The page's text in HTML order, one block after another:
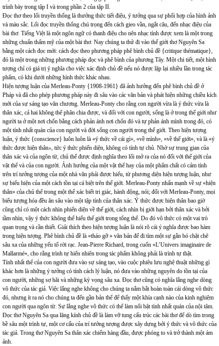
trình bày trong tập I và trong phần 2 của tập II.
Đọc thơ theo lối truyền thống là thưởng thức tiết điệu, ý tưởng qua sự phối hợp của hình ảnh
và màu sắc. Lối đọc truyền thống chú trọng đến cách gieo vần, ngắt câu, đến nhạc điệu của
bài thơ. Tiếng Việt là một ngôn ngữ có thanh điệu cho nên nhạc tính được xem là một trong
những chuẩn thẩm mỹ của một bài thơ. Nay chúng ta thử đi vào thế giới thơ Nguyên Sa
bằng một cách đọc mới: cách đọc theo phương pháp phê bình chủ đề {critique thématique},
đó là một trong những phương pháp đọc và phê bình của phương Tây. Một chi tiết, một hình
tượng chỉ có giá trị ý nghĩa cho việc xác định chủ đề nếu nó được lặp lại nhiều lần trong tác
phẩm, có khi dưới những hình thức khác nhau.
Hiện tượng luận của Merleau-Ponty {1908-1961} đã ảnh hưởng đến phê bình chủ đề ở
Pháp và đã cho phép phương pháp này đi sâu vào các văn bản và phát hiện những chiều kích
mới của sự sáng tạo văn chương. Merleau-Ponty cho rằng con người vừa là ý thức vừa là
thân xác, cả hai không thể phân chia được, và đối với con người, sống là ở trong thế giới như
người ta ở một nơi chốn bằng cách phản ánh nơi chốn đó và tự phản ánh mình trong đó, có
một tính nhất quán của con người và đời sống con người trong thế giới. Theo hiện tượng
luận, ý thức {conscience} luôn luôn là «ý thức về cái gì», «về mình», «về thế giới», và là «ý
thức được hiện thân» , tức ý thức phiến diện, không có tính tự chủ. Nhờ sự trung gian của
thân xác và của ngôn từ, chủ thể được định nghĩa theo lối mở ra của nó đối với thế giới của
vật thể và của con người. Ảnh hưởng của một vật thể hay của một phẩm chất có cảm tính
trên trí tưởng tượng của một nhà văn phải được hiểu, từ phương diện hiện tượng luận, như
sự biểu hiện của một cách tồn tại cá biệt trên thế giới. Merleau-Ponty nhấn mạnh về sự «hiện
thân» của chủ thể trong một thể xác biết tri giác, hành động, nói; đối với Merleau-Ponty, mọi
biểu tượng hóa đều ăn sâu vào một tập tính của thân xác. Ý thức được hiện thân bao giờ
cũng chỉ có một cách nhìn phiến diện về thế giới, cách nhìn bị giới hạn bởi thân xác và bởi
tầm nhìn, vậy ý thức không thể hiểu thế giới trong tổng thể. Do đó vô thức có một vai trò
quan trọng và cần thiết. Giải thích theo hiện tượng luận là nói rõ cái ý nghĩa được bao hàm
trong hiện tượng. Phê bình chủ đề là «tháo gỡ » văn bản để đi tìm một sự gắn bó chặt chẽ
sâu xa của những yếu tố rời rạc. Jean-Pierre Richard, trong cuốn «L’Univers imaginaire de
Mallarmé», cho rằng trình tự hiển nhiên trong tác phẩm không phải là trình tự thật.
Tính nhất thể của con người đưa vào sự sáng tạo, vào cuộc phiêu lưu nghệ thuật những gì
khác hơn là những ý tưởng có tính cách lý luận, nó đưa vào những nguyên do tồn tại của
con người, những sợ hãi và những kỳ vọng sâu xa. Đọc thơ cũng có nghĩa lắng nghe dòng
vô thức của tác giả. Việc lắng nghe không cho chúng ta nắm bắt hoàn toàn cái dòng vô thức
đó, nhưng ít ra nó cho chúng ta đến gần bản thể để thấy một khía cạnh nào của kinh nghiệm
con người qua ngôn từ. Sự lắng nghe vô thức có thể làm nổi bật tính nhất quán của nội tâm.
Đọc thơ Nguyên Sa qua lăng kính chủ đề là làm vỡ tung cấu trúc các bài thơ để dò tìm trong
bề sâu một trình tự, một cơ cấu của trí tưởng tượng được xây dựng bởi ý thức và vô thức của
tác giả. Trong thơ Nguyên Sa thân xác chiếm hàng đầu, được phóng to và trở thành một ám
ảnh.